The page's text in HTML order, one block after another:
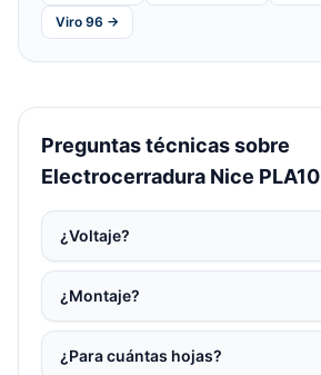
Viro 96 →
Preguntas técnicas sobre
Electrocerradura Nice PLA10
¿Voltaje?
¿Montaje?
¿Para cuántas hojas?